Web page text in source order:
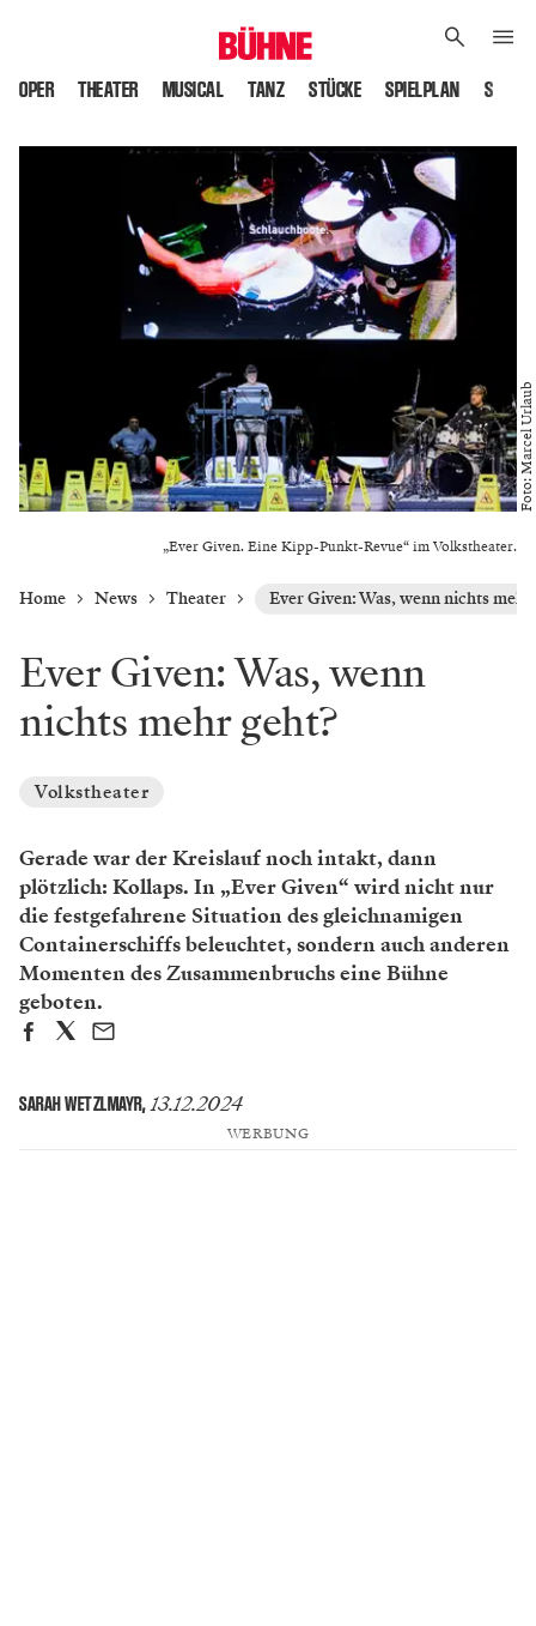
OPER THEATER MUSICAL TANZ STÜCKE SPIELPLAN
„Ever Given. Eine Kipp-Punkt-Revue“ im Volkstheater.
Foto: Marcel Urlaub
Home News Theater Ever Given: Was, wenn nichts mehr
Ever Given: Was, wenn
nichts mehr geht?
Volkstheater
Gerade war der Kreislauf noch intakt, dann
plötzlich: ­Kollaps. In „Ever Given“ wird nicht nur
die festgefahrene ­Situation des gleichnamigen
Containerschiffs beleuchtet, sondern auch anderen
Momenten des Zusammenbruchs eine Bühne
geboten.
SARAH WETZLMAYR, 13.12.2024
WERBUNG